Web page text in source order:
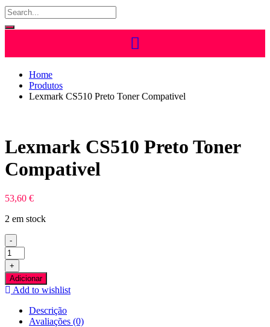
Home
Produtos
Lexmark CS510 Preto Toner Compativel
Lexmark CS510 Preto Toner
Compativel
53,60 €
2 em stock
-
Quantidade
de
Lexmark
CS510
Preto
Compativel
+
Adicionar
Add to wishlist
Descrição
Avaliações (0)